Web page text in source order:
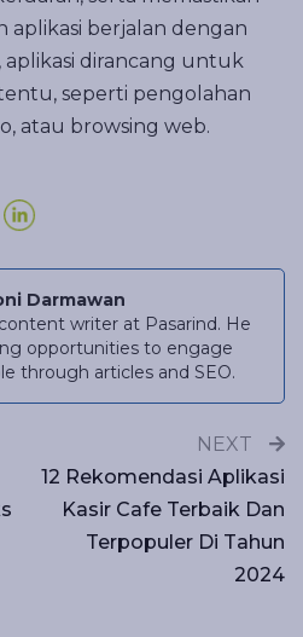
aplikasi berjalan dengan
aplikasi dirancang untuk
seperti pengolahan
atau browsing web.
Darmawan
writer at Pasarind. He
opportunities to engage
through articles and SEO.
NEXT
12 Rekomendasi Aplikasi
Kasir Cafe Terbaik Dan
Terpopuler Di Tahun
2024